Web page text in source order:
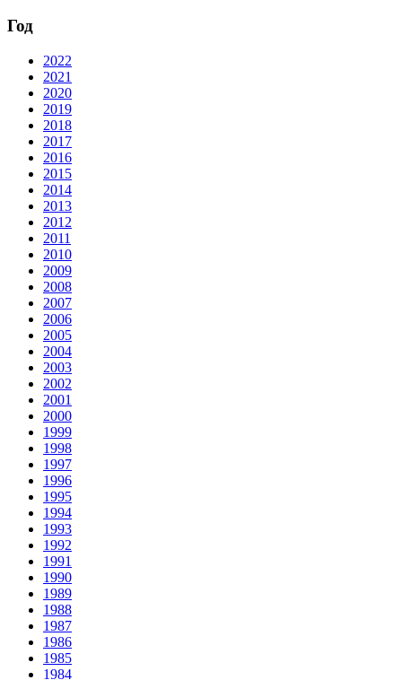
Год
2022
2021
2020
2019
2018
2017
2016
2015
2014
2013
2012
2011
2010
2009
2008
2007
2006
2005
2004
2003
2002
2001
2000
1999
1998
1997
1996
1995
1994
1993
1992
1991
1990
1989
1988
1987
1986
1985
1984